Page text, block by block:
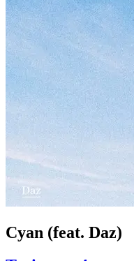
Cyan (feat. Daz)